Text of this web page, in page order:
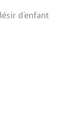
d'enfant